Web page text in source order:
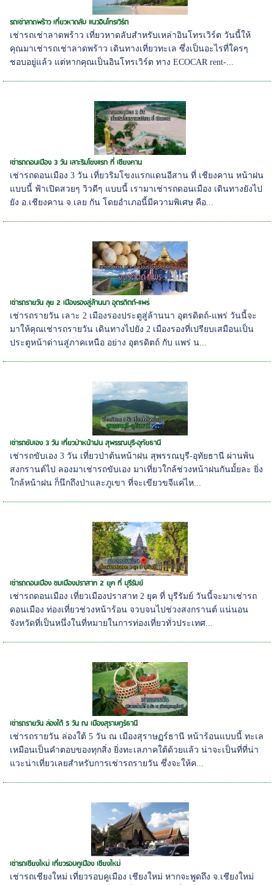
รถเช่าลาดพร้าว เที่ยวหาดลับ แนวอินโทรเวิร์ต
เช่ารถเช่าลาดพร้าว เที่ยวหาดลับสำหรับเหล่าอินโทรเวิร์ต วันนี้ให้
คุณมาเช่ารถเช่าลาดพร้าว เดินทางเที่ยวทะเล ซึ่งเป็นอะไรที่ใครๆ
ชอบอยู่แล้ว แต่หากคุณเป็นอินโทรเวิร์ต ทาง ECOCAR rent-...
เช่ารถดอนเมือง 3 วัน เลาะริมโขงแรก ที่ เชียงคาน
เช่ารถดอนเมือง 3 วัน เที่ยวริมโขงแรกแดนอีสาน ที่ เชียงคาน หน้าฝน
แบบนี้ ฟ้าเปิดสวยๆ วิวดีๆ แบบนี้ เรามาเช่ารถดอนเมือง เดินทางยังไป
ยัง อ.เชียงคาน จ.เลย กัน โดยอำเภอนี้มีความพิเศษ คือ...
เช่ารถรายวัน ลุย 2 เมืองรองสู่ล้านนา อุตรดิตถ์-แพร่
เช่ารถรายวัน เลาะ 2 เมืองรองประตูสู่ล้านนา อุตรดิตถ์-แพร่ วันนี้จะ
มาให้คุณเช่ารถรายวัน เดินทางไปยัง 2 เมืองรองที่เปรียบเสมือนเป็น
ประตูหน้าด่านสู่ภาคเหนือ อย่าง อุตรดิตถ์ กับ แพร่ น...
เช่ารถขับเอง 3 วัน เที่ยวป่าหน้าฝน สุพรรณบุรี-อุทัยธานี
เช่ารถขับเอง 3 วัน เที่ยวป่าต้นหน้าฝน สุพรรณบุรี-อุทัยธานี ผ่านพ้น
สงกรานต์ไป ลองมาเช่ารถขับเอง มาเที่ยวใกล้ช่วงหน้าฝนกันมั้ยละ ยิ่ง
ใกล้หน้าฝน ก็นึกถึงป่าและภูเขา ที่จะเขียวขจีแค่ไห...
เช่ารถดอนเมือง ชมเมืองปราสาท 2 ยุค ที่ บุรีรัมย์
เช่ารถดอนเมือง เที่ยวเมืองปราสาท 2 ยุค ที่ บุรีรัมย์ วันนี้จะมาเช่ารถ
ดอนเมือง ท่องเที่ยวช่วงหน้าร้อน จวบจนไปช่วงสงกรานต์ แน่นอน
จังหวัดที่เป็นหนึ่งในที่หมายในการท่องเที่ยวทั่วประเทศ...
เช่ารถรายวัน ล่องใต้ 5 วัน ณ เมืองสุราษฏร์ธานี
เช่ารถรายวัน ล่องใต้ 5 วัน ณ เมืองสุราษฏร์ธานี หน้าร้อนแบบนี้ ทะเล
เหมือนเป็นคำตอบของทุกสิ่ง ยิ่งทะเลภาคใต้ด้วยแล้ว น่าจะเป็นที่ที่น่า
แวะน่าเที่ยวเลยสำหรับการเช่ารถรายวัน ซึ่งจะให้ค...
เช่ารถเชียงใหม่ เที่ยวรอบคูเมือง เชียงใหม่
เช่ารถเชียงใหม่ เที่ยวรอบคูเมือง เชียงใหม่ หากจะพูดถึง จ.เชียงใหม่